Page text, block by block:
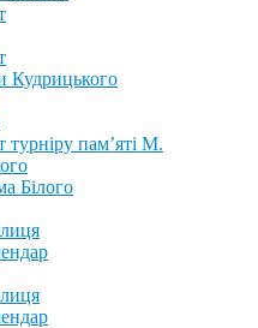
Кудрицького
турніру пам’яті М.
Білого